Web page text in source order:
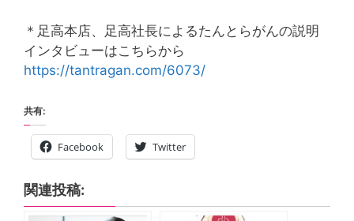
＊足高本店、足高社長によるたんとらがんの説明
インタビューはこちらから
https://tantragan.com/6073/
共有:
Facebook Twitter
関連投稿: